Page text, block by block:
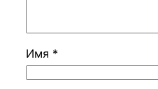
Имя *